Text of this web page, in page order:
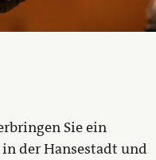
Sie ein
der Hansestadt und